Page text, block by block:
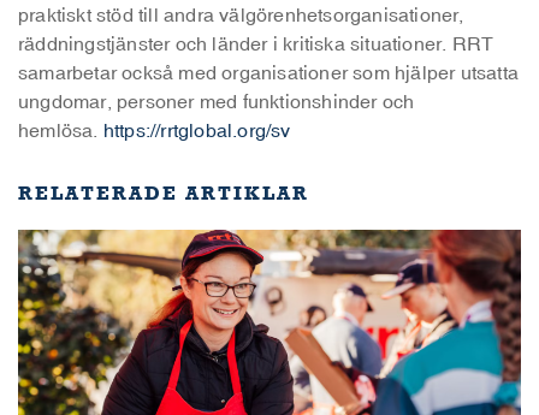
praktiskt stöd till andra välgörenhetsorganisationer,
räddningstjänster och länder i kritiska situationer. RRT
samarbetar också med organisationer som hjälper utsatta
ungdomar, personer med funktionshinder och
hemlösa. https://rrtglobal.org/sv
RELATERADE ARTIKLAR